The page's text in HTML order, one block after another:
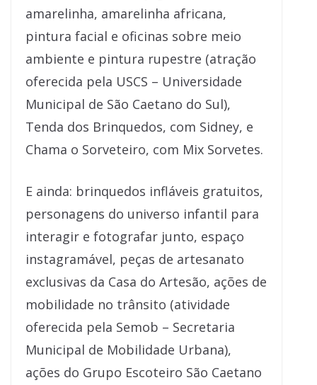
amarelinha, amarelinha africana,
pintura facial e oficinas sobre meio
ambiente e pintura rupestre (atração
oferecida pela USCS – Universidade
Municipal de São Caetano do Sul),
Tenda dos Brinquedos, com Sidney, e
Chama o Sorveteiro, com Mix Sorvetes.
E ainda: brinquedos infláveis gratuitos,
personagens do universo infantil para
interagir e fotografar junto, espaço
instagramável, peças de artesanato
exclusivas da Casa do Artesão, ações de
mobilidade no trânsito (atividade
oferecida pela Semob – Secretaria
Municipal de Mobilidade Urbana),
ações do Grupo Escoteiro São Caetano